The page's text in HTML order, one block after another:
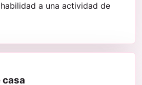
a una actividad de
casa